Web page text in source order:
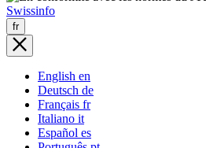
Swissinfo
fr
English en
Deutsch de
Français fr
Italiano it
Español es